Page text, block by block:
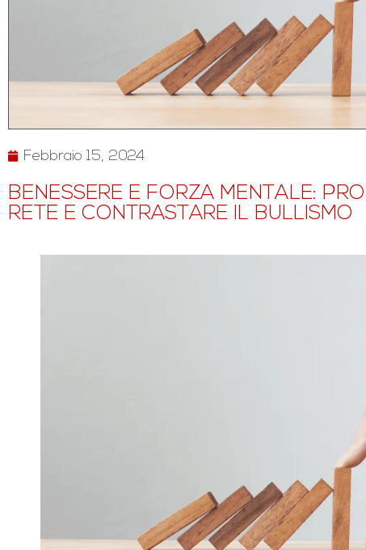
Febbraio 15, 2024
BENESSERE E FORZA MENTALE:
RETE E CONTRASTARE IL BULLISMO